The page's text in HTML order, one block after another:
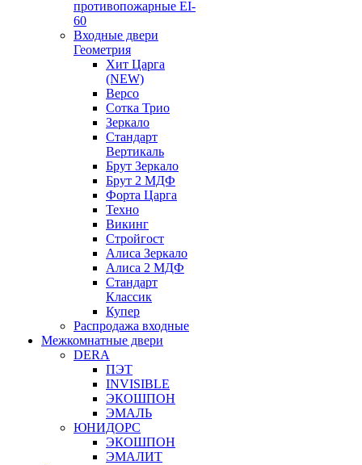
противопожарные EI-
60
Входные двери
Геометрия
Хит Царга
(NEW)
Версо
Сотка Трио
Зеркало
Стандарт
Вертикаль
Брут Зеркало
Брут 2 МДФ
Форта Царга
Техно
Викинг
Стройгост
Алиса Зеркало
Алиса 2 МДФ
Стандарт
Классик
Купер
Распродажа входные
Межкомнатные двери
DERA
ПЭТ
INVISIBLE
ЭКОШПОН
ЭМАЛЬ
ЮНИДОРС
ЭКОШПОН
ЭМАЛИТ